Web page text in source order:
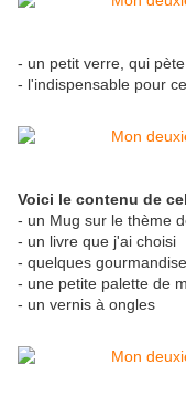
- un petit verre, qui pète
- l'indispensable pour
Voici le contenu de
- un Mug sur le thème
- un livre que j'ai choisi
- quelques
- une petite palette de
- un vernis à ongles